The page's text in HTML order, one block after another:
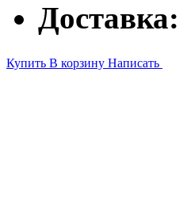
Доставка:
Купить В корзину Написать